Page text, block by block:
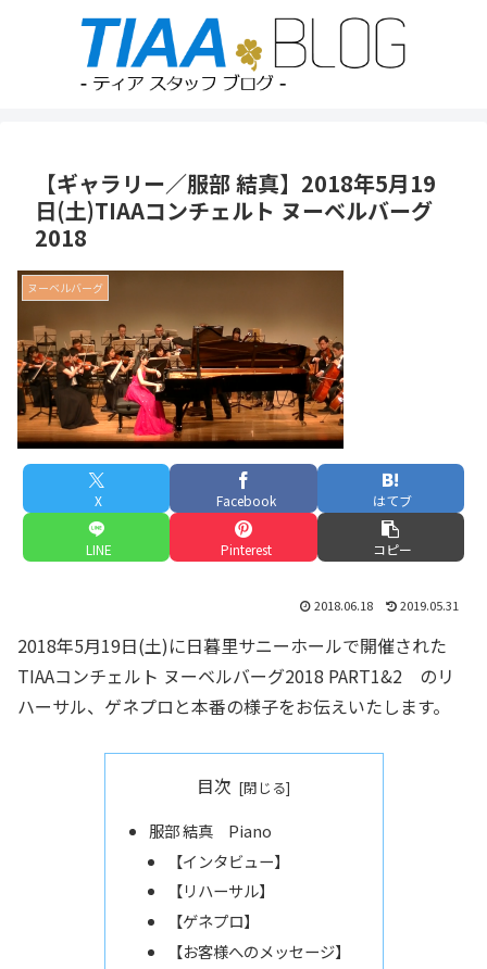
【ギャラリー／服部 結真】2018年5月19
日(土)TIAAコンチェルト ヌーベルバーグ
2018
ヌーベルバーグ
X Facebook はてブ
LINE Pinterest コピー
2018.06.18 2019.05.31
2018年5月19日(土)に日暮里サニーホールで開催された
TIAAコンチェルト ヌーベルバーグ2018 PART1&2 のリ
ハーサル、ゲネプロと本番の様子をお伝えいたします。
目次
服部 結真 Piano
【インタビュー】
【リハーサル】
【ゲネプロ】
【お客様へのメッセージ】